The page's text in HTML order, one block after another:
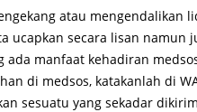
atau
ucapkan secara lisan
ada manfaat kehadiran
di medsos, katakanlah di
sesuatu yang sekadar